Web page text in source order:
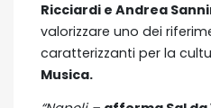
Ricciardi e Andrea
valorizzare uno dei
caratterizzanti per la
Musica.